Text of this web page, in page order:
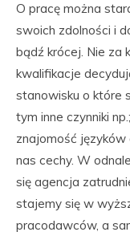
O pracę można
swoich zdolności i
bądź krócej. Nie za
kwalifikacje
stanowisku o które
tym inne czynniki
znajomość
nas cechy. W
się agencja
stajemy się w
pracodawców, a